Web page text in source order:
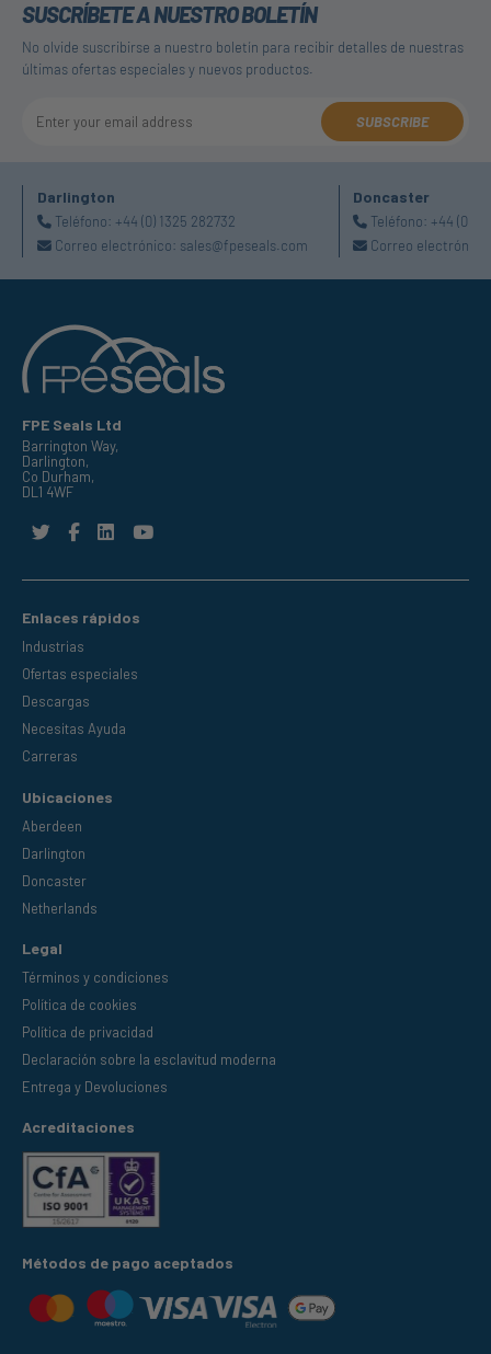
SUSCRÍBETE A NUESTRO BOLETÍN
No olvide suscribirse a nuestro boletín para recibir detalles de nuestras
últimas ofertas especiales y nuevos productos.
SUBSCRIBE
Darlington
Teléfono: +44 (0) 1325 282732
Correo electrónico: sales@fpeseals.com
Doncaster
Teléfono: +44 (0)
Correo
FPE Seals Ltd
Barrington Way,
Darlington,
Co Durham,
DL1 4WF
Enlaces rápidos
Industrias
Ofertas especiales
Descargas
Necesitas Ayuda
Carreras
Ubicaciones
Aberdeen
Darlington
Doncaster
Netherlands
Legal
Términos y condiciones
Política de cookies
Política de privacidad
Declaración sobre la esclavitud moderna
Entrega y Devoluciones
Acreditaciones
Métodos de pago aceptados